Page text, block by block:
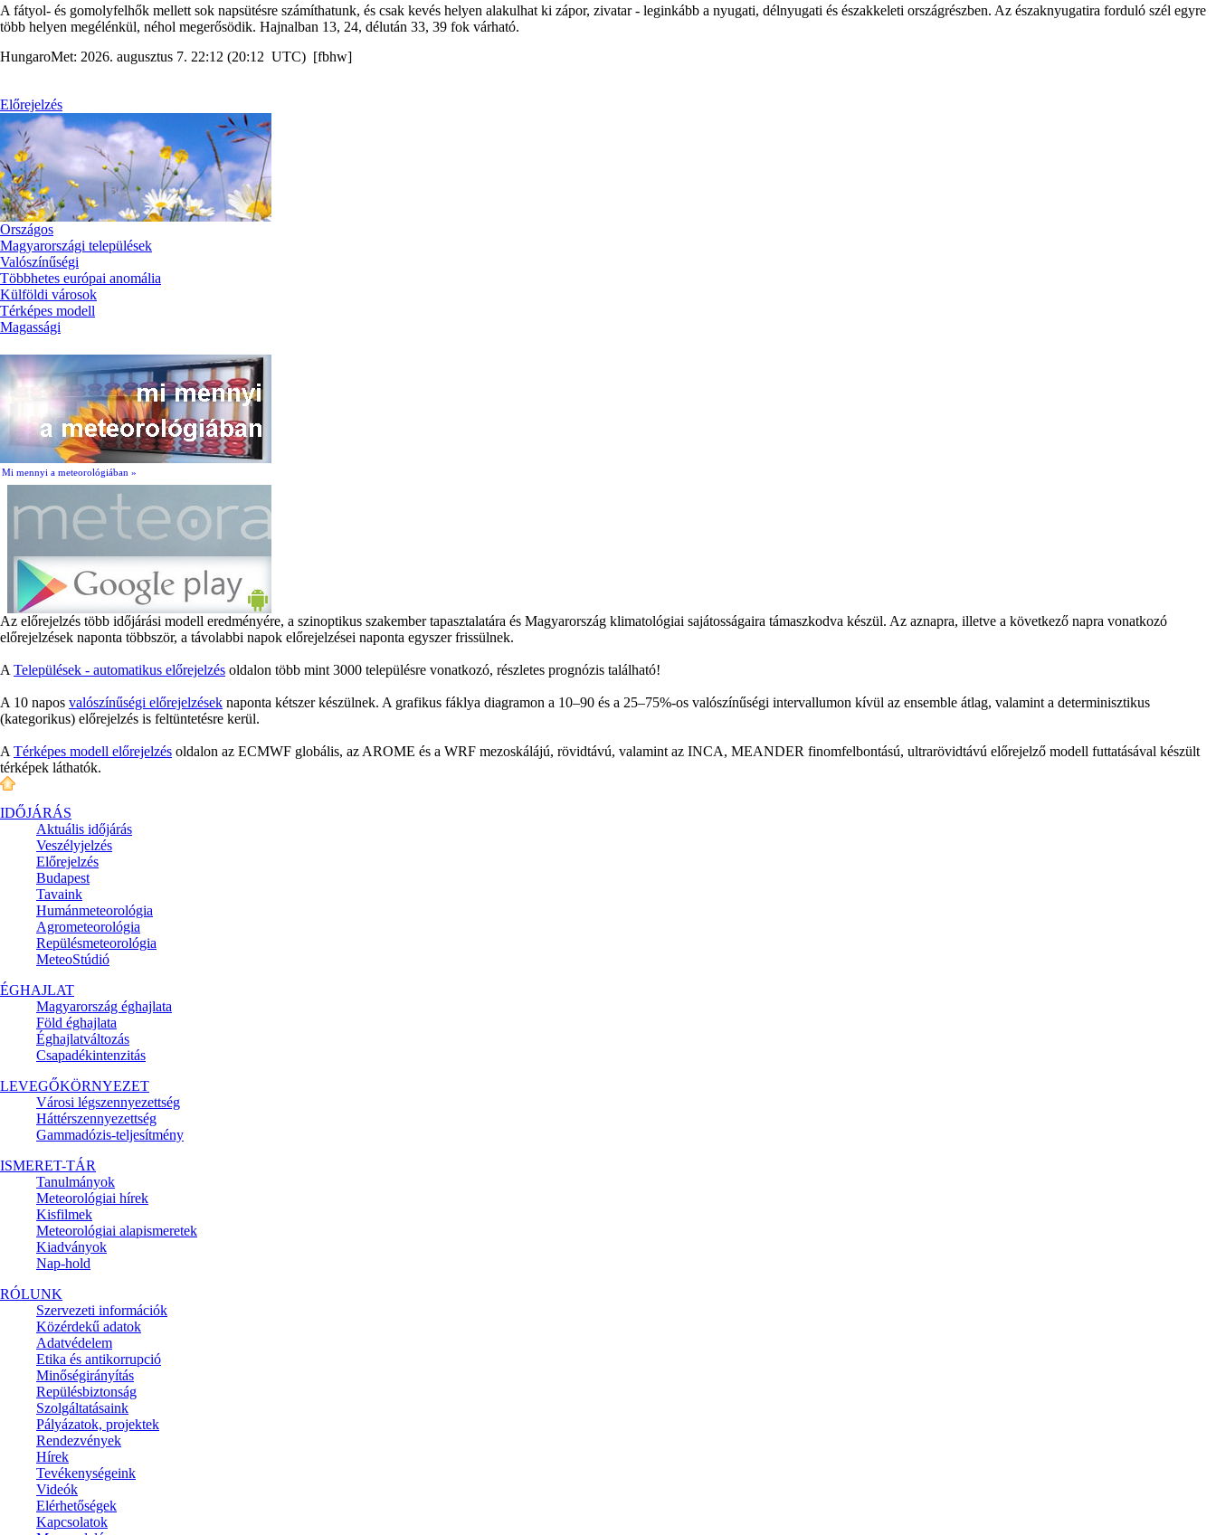
A fátyol- és gomolyfelhők mellett sok napsütésre számíthatunk, és csak kevés helyen alakulhat ki zápor, zivatar - leginkább a nyugati, délnyugati és északkeleti országrészben. Az északnyugatira forduló szél egyre
több helyen megélénkül, néhol megerősödik. Hajnalban 13, 24, délután 33, 39 fok várható.
HungaroMet: 2026. augusztus 7. 22:12 (20:12 UTC) [fbhw]
Előrejelzés
Országos
Magyarországi települések
Valószínűségi
Többhetes európai anomália
Külföldi városok
Térképes modell
Magassági
Mi mennyi a meteorológiában »
Az előrejelzés több időjárási modell eredményére, a szinoptikus szakember tapasztalatára és Magyarország klimatológiai sajátosságaira támaszkodva készül. Az aznapra, illetve a következő napra vonatkozó
előrejelzések naponta többször, a távolabbi napok előrejelzései naponta egyszer frissülnek.
A Települések - automatikus előrejelzés oldalon több mint 3000 településre vonatkozó, részletes prognózis található!
A 10 napos valószínűségi előrejelzések naponta kétszer készülnek. A grafikus fáklya diagramon a 10–90 és a 25–75%-os valószínűségi intervallumon kívül az ensemble átlag, valamint a determinisztikus
(kategorikus) előrejelzés is feltüntetésre kerül.
A Térképes modell előrejelzés oldalon az ECMWF globális, az AROME és a WRF mezoskálájú, rövidtávú, valamint az INCA, MEANDER finomfelbontású, ultrarövidtávú előrejelző modell futtatásával készült
térképek láthatók.
IDŐJÁRÁS
Aktuális időjárás
Veszélyjelzés
Előrejelzés
Budapest
Tavaink
Humánmeteorológia
Agrometeorológia
Repülésmeteorológia
MeteoStúdió
ÉGHAJLAT
Magyarország éghajlata
Föld éghajlata
Éghajlatváltozás
Csapadékintenzitás
LEVEGŐKÖRNYEZET
Városi légszennyezettség
Háttérszennyezettség
Gammadózis-teljesítmény
ISMERET-TÁR
Tanulmányok
Meteorológiai hírek
Kisfilmek
Meteorológiai alapismeretek
Kiadványok
Nap-hold
RÓLUNK
Szervezeti információk
Közérdekű adatok
Adatvédelem
Etika és antikorrupció
Minőségirányítás
Repülésbiztonság
Szolgáltatásaink
Pályázatok, projektek
Rendezvények
Hírek
Tevékenységeink
Videók
Elérhetőségek
Kapcsolatok